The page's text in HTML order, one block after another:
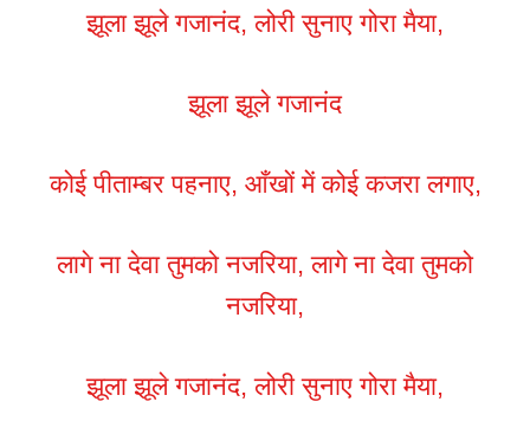
झूला झूले गजानंद, लोरी सुनाए गोरा मैया,
झूला झूले गजानंद
कोई पीताम्बर पहनाए, आँखों में कोई कजरा लगाए,
लागे ना देवा तुमको नजरिया, लागे ना देवा तुमको
नजरिया,
झूला झूले गजानंद, लोरी सुनाए गोरा मैया,